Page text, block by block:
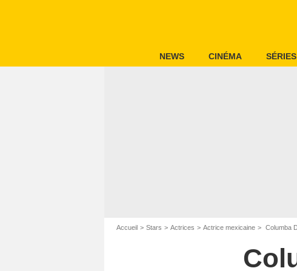
NEWS CINÉMA SÉRIES
Accueil Stars Actrices Actrice mexicaine Columba